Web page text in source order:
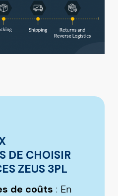
DE CHOISIR
ZEUS 3PL
de coûts : En